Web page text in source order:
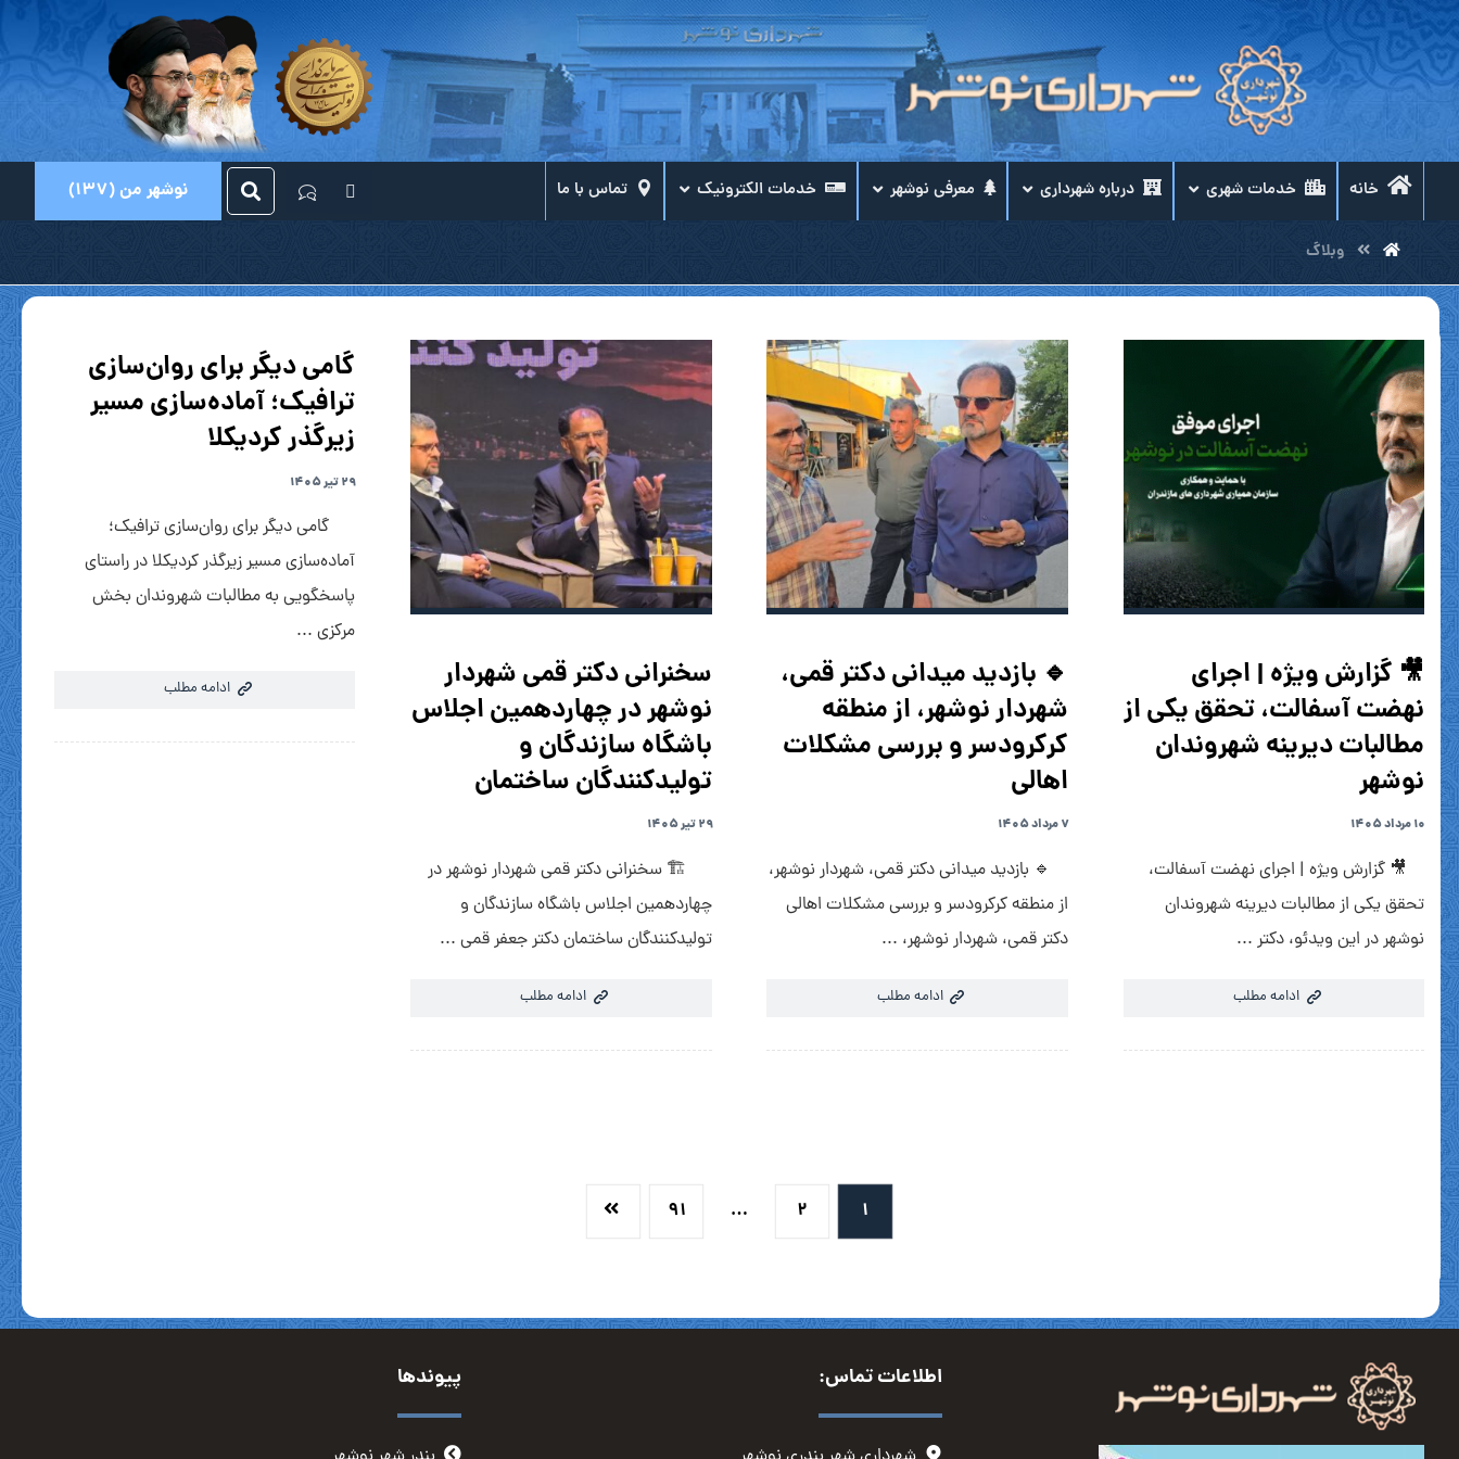
خانه خدمات شهری درباره شهرداری معرفی نوشهر خدمات الکترونیک تماس با ما نوشهر من (137)
وبلاگ
🎥 گزارش ویژه | اجرای
نهضت آسفالت، تحقق یکی از
مطالبات دیرینه شهروندان
نوشهر
۱۰ مرداد ۱۴۰۵
🎥 گزارش ویژه | اجرای نهضت آسفالت،
تحقق یکی از مطالبات دیرینه شهروندان
نوشهر در این ویدئو، دکتر ...
ادامه مطلب
🔹 بازدید میدانی دکتر قمی،
شهردار نوشهر، از منطقه
کرکرودسر و بررسی مشکلات
اهالی
۷ مرداد ۱۴۰۵
🔹 بازدید میدانی دکتر قمی، شهردار نوشهر،
از منطقه کرکرودسر و بررسی مشکلات اهالی
دکتر قمی، شهردار نوشهر، ...
ادامه مطلب
سخنرانی دکتر قمی شهردار
نوشهر در چهاردهمین اجلاس
باشگاه سازندگان و
تولیدکنندگان ساختمان
۲۹ تیر ۱۴۰۵
🏗 سخنرانی دکتر قمی شهردار نوشهر در
چهاردهمین اجلاس باشگاه سازندگان و
تولیدکنندگان ساختمان دکتر جعفر قمی ...
ادامه مطلب
گامی دیگر برای روان‌سازی
ترافیک؛ آماده‌سازی مسیر
زیرگذر کردیکلا
۲۹ تیر ۱۴۰۵
گامی دیگر برای روان‌سازی ترافیک؛
آماده‌سازی مسیر زیرگذر کردیکلا در راستای
پاسخگویی به مطالبات شهروندان بخش
مرکزی ...
ادامه مطلب
۱ ۲ … ۹۱
اطلاعات تماس: پیوندها